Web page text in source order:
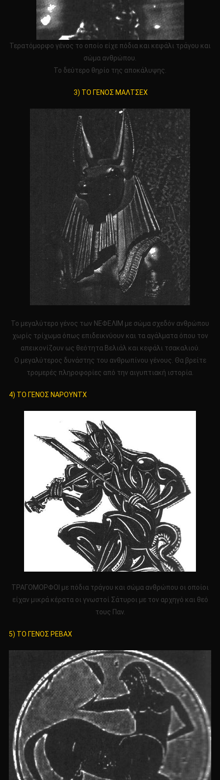
Τερατόμορφο γένος το οποίο είχε πόδια και κεφάλι τράγου και
σώμα ανθρώπου.
Το δεύτερο θηρίο της αποκάλυψης.
3) ΤΟ ΓΕΝΟΣ ΜΑΛΤΣΕΧ
Το μεγαλύτερο γένος των ΝΕΦΕΛΙΜ με σώμα σχεδόν ανθρώπου
χωρίς τρίχωμα όπως επιδεικνύουν και τα αγάλματα όπου τον
απεικονίζουν ως θεότητα Βελιάλ και κεφάλι τσακαλιού.
Ο μεγαλύτερος δυνάστης του ανθρωπίνου γένους. Θα βρείτε
τρομερές πληροφορίες από την αιγυπτιακή ιστορία.
4) ΤΟ ΓΕΝΟΣ ΝΑΡΟΥΝΤΧ
ΤΡΑΓΟΜΟΡΦΟΙ με πόδια τράγου και σώμα ανθρώπου οι οποίοι
είχαν μικρά κέρατα οι γνωστοί Σάτυροι με τον αρχηγό και θεό
τους Παν.
5) ΤΟ ΓΕΝΟΣ ΡΕΒΑΧ